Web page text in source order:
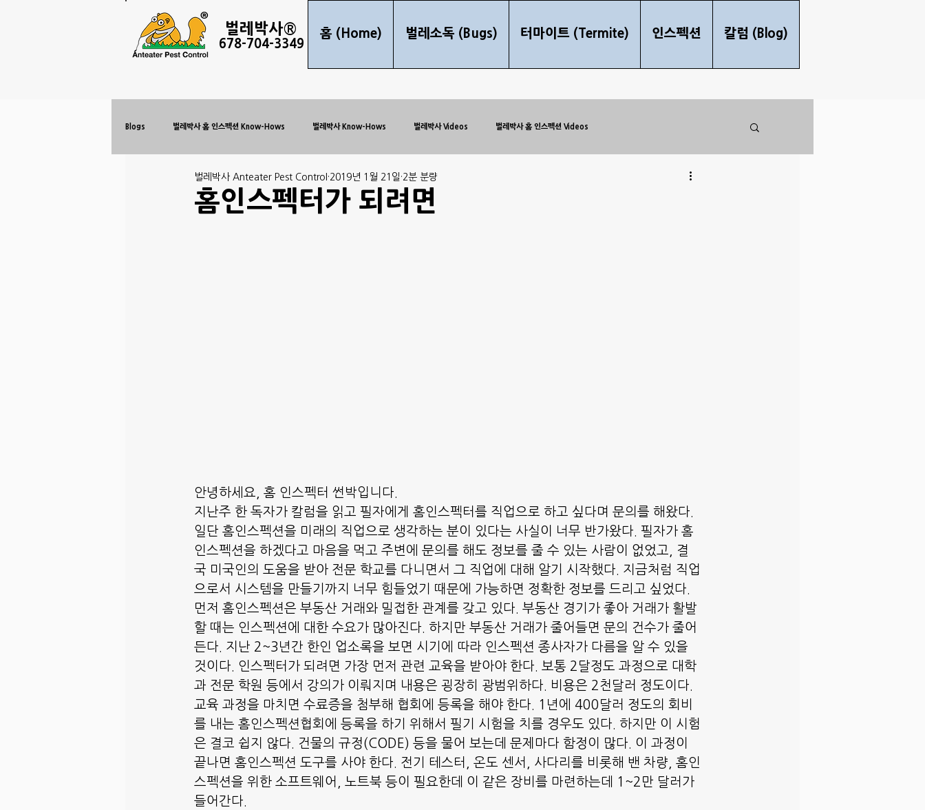
벌레 박사®
678-704-3349
홈 (Home) 벌레소독 (Bugs) 터마이트 (Termite) 인스펙션 칼럼 (Blog)
Blogs 벌레박사 홈 인스펙션 Know-Hows 벌레박사 Know-Hows 벌레박사 Videos 벌레박사 홈 인스펙션 Videos
홈인스펙터가 되려면
벌레박사 Anteater Pest Control 2019년 1월 21일 2분 분량
안녕하세요, 홈 인스펙터 썬박입니다.
지난주 한 독자가 칼럼을 읽고 필자에게 홈인스펙터를 직업으로 하고 싶다며 문의를 해왔다.
일단 홈인스펙션을 미래의 직업으로 생각하는 분이 있다는 사실이 너무 반가왔다. 필자가 홈
인스펙션을 하겠다고 마음을 먹고 주변에 문의를 해도 정보를 줄 수 있는 사람이 없었고, 결
국 미국인의 도움을 받아 전문 학교를 다니면서 그 직업에 대해 알기 시작했다. 지금처럼 직업
으로서 시스템을 만들기까지 너무 힘들었기 때문에 가능하면 정확한 정보를 드리고 싶었다.
먼저 홈인스펙션은 부동산 거래와 밀접한 관계를 갖고 있다. 부동산 경기가 좋아 거래가 활발
할 때는 인스펙션에 대한 수요가 많아진다. 하지만 부동산 거래가 줄어들면 문의 건수가 줄어
든다. 지난 2~3년간 한인 업소록을 보면 시기에 따라 인스펙션 종사자가 다름을 알 수 있을
것이다. 인스펙터가 되려면 가장 먼저 관련 교육을 받아야 한다. 보통 2달정도 과정으로 대학
과 전문 학원 등에서 강의가 이뤄지며 내용은 굉장히 광범위하다. 비용은 2천달러 정도이다.
교육 과정을 마치면 수료증을 첨부해 협회에 등록을 해야 한다. 1년에 400달러 정도의 회비
를 내는 홈인스펙션협회에 등록을 하기 위해서 필기 시험을 치를 경우도 있다. 하지만 이 시험
은 결코 쉽지 않다. 건물의 규정(CODE) 등을 물어 보는데 문제마다 함정이 많다. 이 과정이
끝나면 홈인스펙션 도구를 사야 한다. 전기 테스터, 온도 센서, 사다리를 비롯해 밴 차량, 홈인
스펙션을 위한 소프트웨어, 노트북 등이 필요한데 이 같은 장비를 마련하는데 1~2만 달러가
들어간다.